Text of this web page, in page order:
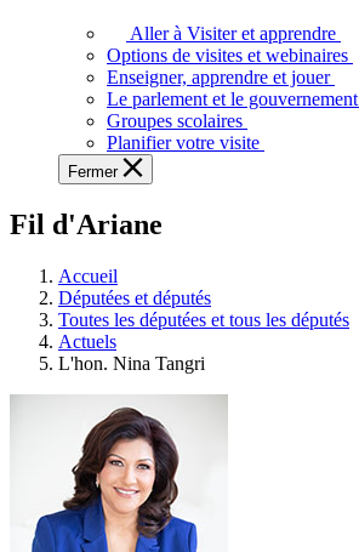
voir,
apprendre
et
à
à
législative.
Aller à Visiter et apprendre
Options de visites et webinaires
Enseigner, apprendre et jouer
Le parlement et le gouvernement
Groupes scolaires
Planifier votre visite
Fermer
Fil d'Ariane
Accueil
Députées et députés
Toutes les députées et tous les députés
Actuels
L'hon. Nina Tangri